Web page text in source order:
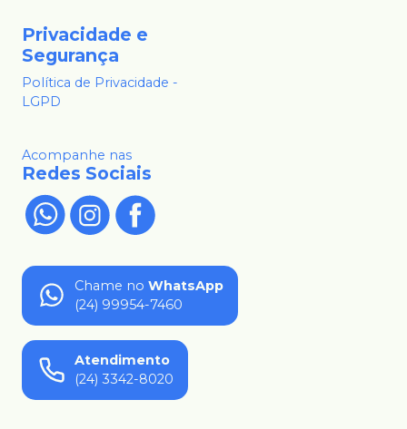
Privacidade e
Segurança
Política de Privacidade -
LGPD
Acompanhe nas
Redes Sociais
Chame no WhatsApp
(24) 99954-7460
Atendimento
(24) 3342-8020